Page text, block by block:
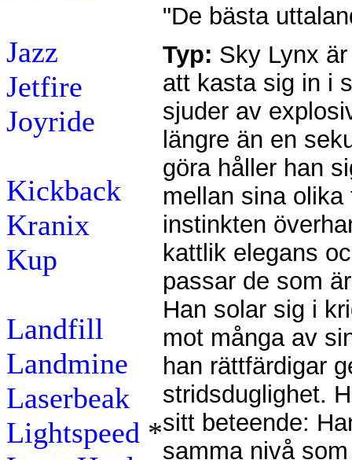
Jazz
Jetfire
Joyride
Kickback
Kranix
Kup
Landfill
Landmine
Laserbeak
Lightspeed *
"De bästa
Typ: Sky Lynx
att kasta sig in i
sjuder av
längre än en
göra håller han
mellan sina
instinkten
kattlik elegans
passar de som
Han solar sig i
mot många av
han rättfärdigar
stridsduglighet.
sitt beteende:
samma nivå